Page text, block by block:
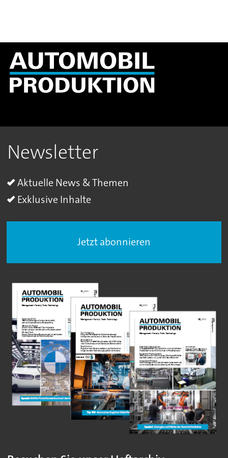
Newsletter
Aktuelle News & Themen
Exklusive Inhalte
Jetzt abonnieren